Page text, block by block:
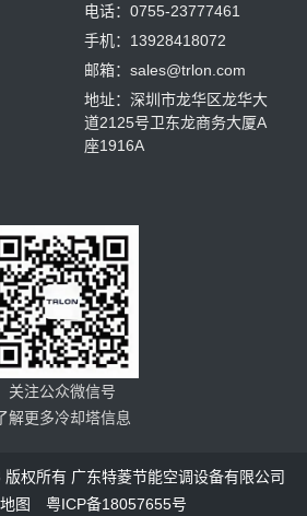
电话：0755-23777461
手机：13928418072
邮箱：sales@trlon.com
地址：深圳市龙华区龙华大
道2125号卫东龙商务大厦A
座1916A
关注公众微信号
解更多冷却塔信息
权所有 广东特菱节能空调设备有限公司
图
粤ICP备18057655号